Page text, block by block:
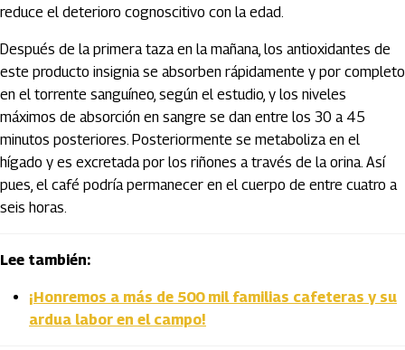
reduce el deterioro cognoscitivo con la edad.
Después de la primera taza en la mañana, los antioxidantes de
este producto insignia se absorben rápidamente y por completo
en el torrente sanguíneo, según el estudio, y los niveles
máximos de absorción en sangre se dan entre los 30 a 45
minutos posteriores. Posteriormente se metaboliza en el
hígado y es excretada por los riñones a través de la orina. Así
pues, el café podría permanecer en el cuerpo de entre cuatro a
seis horas.
Lee también:
¡Honremos a más de 500 mil familias cafeteras y su
ardua labor en el campo!